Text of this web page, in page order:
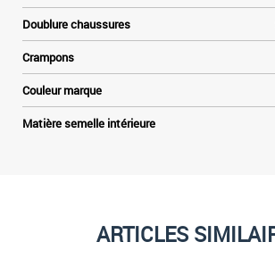
Doublure chaussures
Crampons
Couleur marque
Matière semelle intérieure
ARTICLES